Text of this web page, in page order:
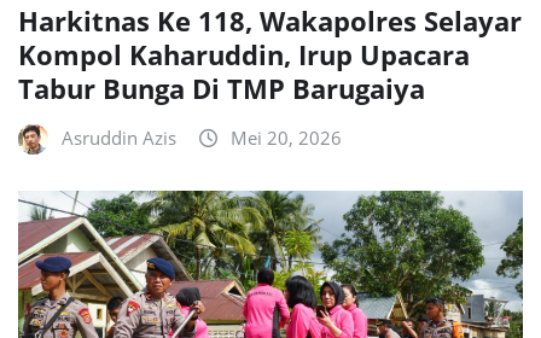
Harkitnas Ke 118, Wakapolres Selayar
Kompol Kaharuddin, Irup Upacara
Tabur Bunga Di TMP Barugaiya
Asruddin Azis Mei 20, 2026